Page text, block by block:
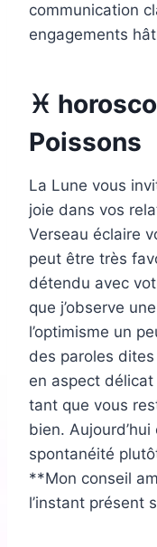
communication
engagements
♓
Poissons
La Lune vous
joie dans vos
Verseau éclaire
peut être très
détendu avec
que j’observe
l’optimisme un
des paroles
en aspect
tant que vous
bien.
spontanéité
**Mon conseil
l’instant présent